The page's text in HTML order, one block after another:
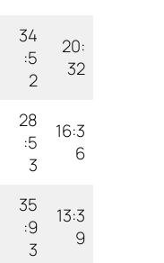
34
:5
2
20:
32
28
:5
3
16:3
6
35
:9
3
13:3
9